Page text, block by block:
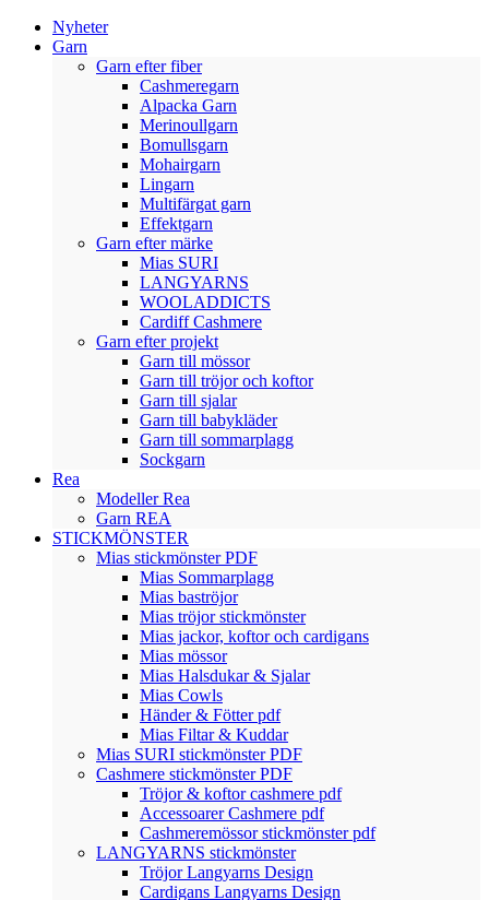
Nyheter
Garn
Garn efter fiber
Cashmeregarn
Alpacka Garn
Merinoullgarn
Bomullsgarn
Mohairgarn
Lingarn
Multifärgat garn
Effektgarn
Garn efter märke
Mias SURI
LANGYARNS
WOOLADDICTS
Cardiff Cashmere
Garn efter projekt
Garn till mössor
Garn till tröjor och koftor
Garn till sjalar
Garn till babykläder
Garn till sommarplagg
Sockgarn
Rea
Modeller Rea
Garn REA
STICKMÖNSTER
Mias stickmönster PDF
Mias Sommarplagg
Mias baströjor
Mias tröjor stickmönster
Mias jackor, koftor och cardigans
Mias mössor
Mias Halsdukar & Sjalar
Mias Cowls
Händer & Fötter pdf
Mias Filtar & Kuddar
Mias SURI stickmönster PDF
Cashmere stickmönster PDF
Tröjor & koftor cashmere pdf
Accessoarer Cashmere pdf
Cashmeremössor stickmönster pdf
LANGYARNS stickmönster
Tröjor Langyarns Design
Cardigans Langyarns Design